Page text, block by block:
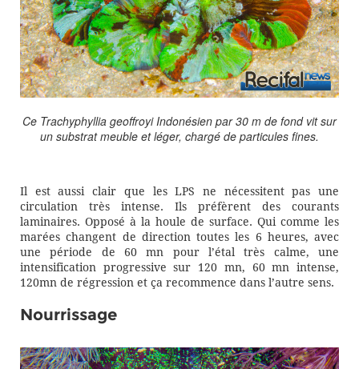
Ce Trachyphyllia geoffroyi Indonésien par 30 m de fond vit sur
un substrat meuble et léger, chargé de particules fines.
Il est aussi clair que les LPS ne nécessitent pas une
circulation très intense. Ils préfèrent des courants
laminaires. Opposé à la houle de surface. Qui comme les
marées changent de direction toutes les 6 heures, avec
une période de 60 mn pour l’étal très calme, une
intensification progressive sur 120 mn, 60 mn intense,
120mn de régression et ça recommence dans l’autre sens.
Nourrissage